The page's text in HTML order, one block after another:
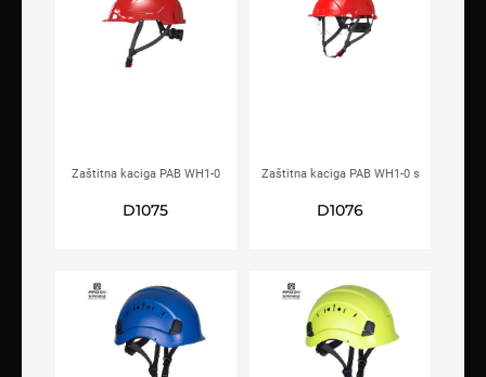
Zaštitna kaciga PAB WH1-0
D1075
Zaštitna kaciga PAB WH1-0 s
D1076